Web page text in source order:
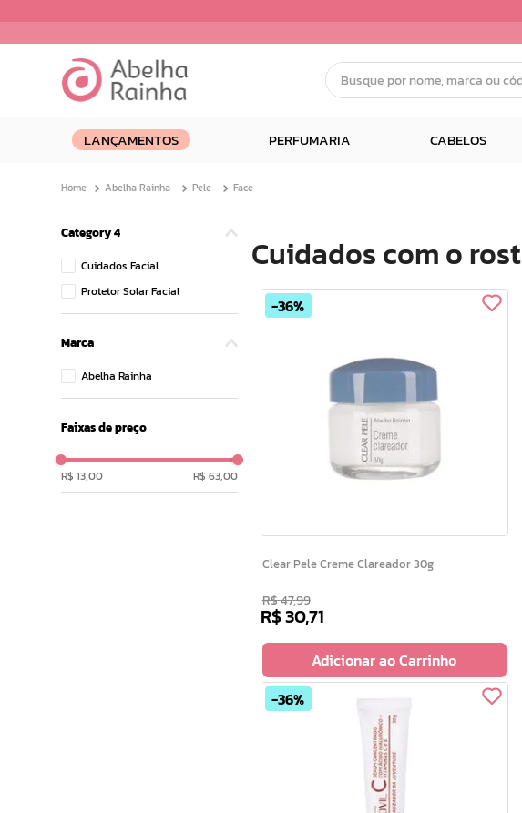
Busque por nome, marca ou
LANÇAMENTOS PERFUMARIA CABELOS
Abelha Rainha Pele Face
Category 4
Cuidados Facial
Protetor Solar Facial
Marca
Abelha Rainha
Faixas de preço
R$ 13,00 R$ 63,00
Cuidados com o
36%
Clear Pele Creme Clareador 30g
R$47,99
R$30,71
Adicionar ao Carrinho
36%
dermopes
3º
facial
renovil